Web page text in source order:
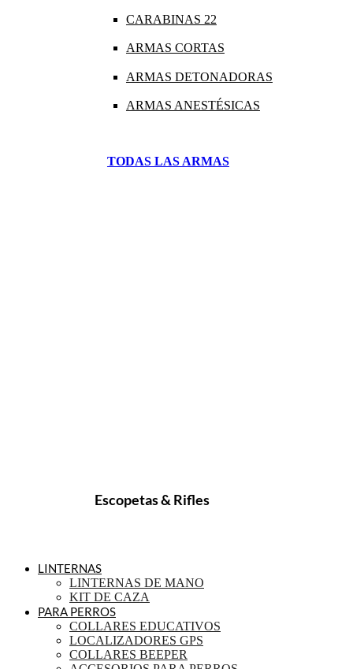
CARABINAS 22
ARMAS CORTAS
ARMAS DETONADORAS
ARMAS ANESTÉSICAS
TODAS LAS ARMAS
Escopetas & Rifles
LINTERNAS
LINTERNAS DE MANO
KIT DE CAZA
PARA PERROS
COLLARES EDUCATIVOS
LOCALIZADORES GPS
COLLARES BEEPER